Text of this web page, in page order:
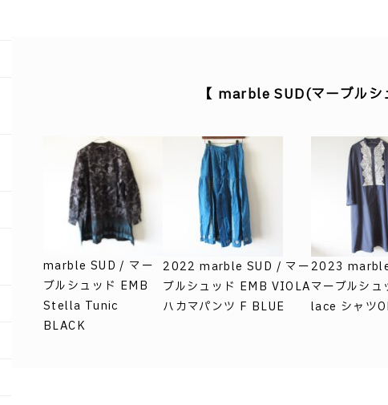
【 marble SUD(マーブル
marble SUD / マー
ブルシュッド EMB
Stella Tunic
BLACK
2022 marble SUD / マー
ブルシュッド EMB VIOLA
ハカマパンツ F BLUE
2023
マーブルシ
lace シャツ